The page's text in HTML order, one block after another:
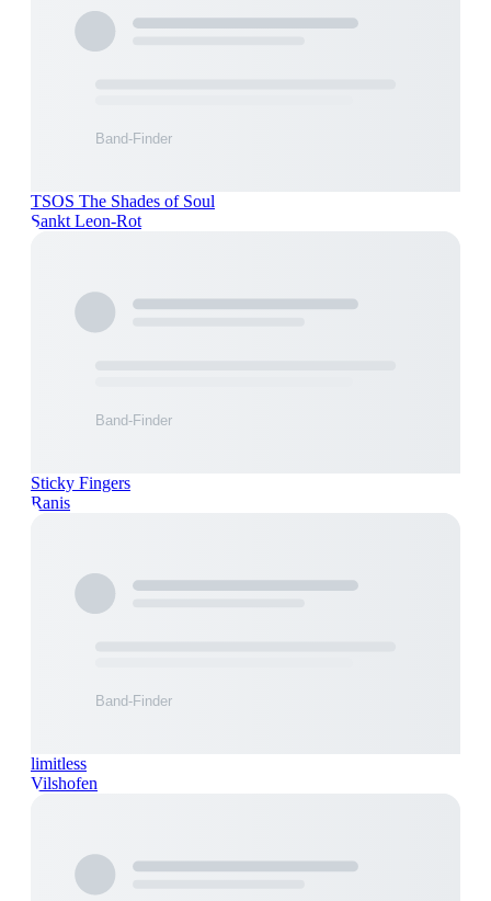
TSOS The Shades of Soul
Sankt Leon-Rot
Sticky Fingers
Ranis
limitless
Vilshofen